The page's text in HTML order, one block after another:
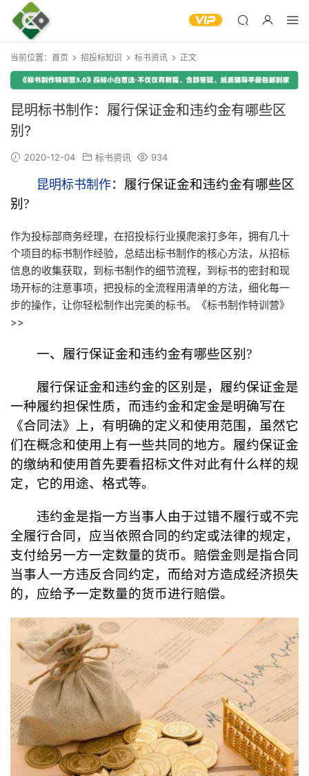
当前位置： 首页 招投标知识 标书资讯 正文
昆明标书制作：履行保证金和违约金有哪些区
别?
2020-12-04 标书资讯 934
昆明标书制作：履行保证金和违约金有哪些区
别 ?
作为投标部商务经理，在招投标行业摸爬滚打多年，拥有几十
个项目的标书制作经验，总结出标书制作的核心方法，从招标
信息的收集获取，到标书制作的细节流程，到标书的密封和现
场开标的注意事项，把投标的全流程用清单的方法，细化每一
步的操作，让你轻松制作出完美的标书。《标书制作特训营》
>>
一、履行保证金和违约金有哪些区别 ?
履行保证金和违约金的区别是，履约保证金是
一种履约担保性质，而违约金和定金是明确写在
《合同法》上，有明确的定义和使用范围，虽然它
们在概念和使用上有一些共同的地方。履约保证金
的缴纳和使用首先要看招标文件对此有什么样的规
定，它的用途、格式等。
违约金是指一方当事人由于过错不履行或不完
全履行合同，应当依照合同的约定或法律的规定，
支付给另一方一定数量的货币。赔偿金则是指合同
当事人一方违反合同约定，而给对方造成经济损失
的，应给予一定数量的货币进行赔偿。